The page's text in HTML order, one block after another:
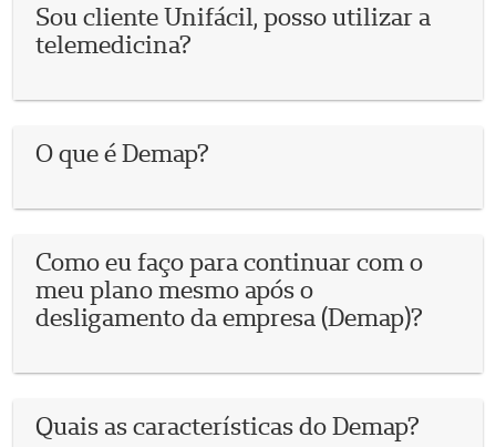
Sou cliente Unifácil, posso utilizar a
telemedicina?
O que é Demap?
Como eu faço para continuar com o
meu plano mesmo após o
desligamento da empresa (Demap)?
Quais as características do Demap?